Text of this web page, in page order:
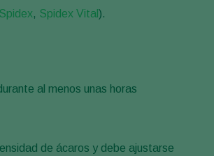
Spidex, Spidex Vital).
al menos unas horas
de ácaros y debe ajustarse